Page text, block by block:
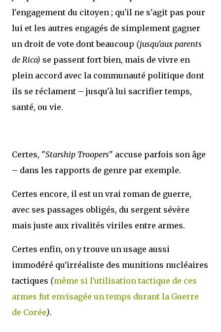
l'engagement du citoyen ; qu'il ne s'agit pas pour
lui et les autres engagés de simplement gagner
un droit de vote dont beaucoup (jusqu'aux parents
de Rico) se passent fort bien, mais de vivre en
plein accord avec la communauté politique dont
ils se réclament – jusqu'à lui sacrifier temps,
santé, ou vie.
Certes, "Starship Troopers" accuse parfois son âge
– dans les rapports de genre par exemple.
Certes encore, il est un vrai roman de guerre,
avec ses passages obligés, du sergent sévère
mais juste aux rivalités viriles entre armes.
Certes enfin, on y trouve un usage aussi
immodéré qu'irréaliste des munitions nucléaires
tactiques (même si l'utilisation tactique de ces
armes fut envisagée un temps durant la Guerre
de Corée).